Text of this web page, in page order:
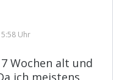
Uhr
Wochen alt und
ich meistens